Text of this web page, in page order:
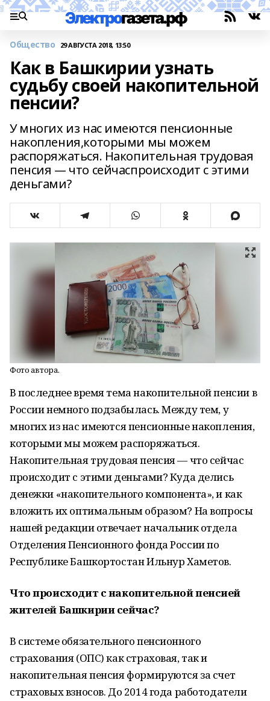
Общество 29 АВГУСТА 2018, 13:50
Как в Башкирии узнать
судьбу своей накопительной
пенсии?
У многих из нас имеются пенсионные
накопления,которыми мы можем
распоряжаться. Накопительная трудовая
пенсия — что сейчаспроисходит с этими
деньгами?
Фото автора.
В последнее время тема накопительной пенсии в
России немного подзабылась. Между тем, у
многих из нас имеются пенсионные накопления,
которыми мы можем распоряжаться.
Накопительная трудовая пенсия — что сейчас
происходит с этими деньгами? Куда делись
денежки «накопительного компонента», и как
вложить их оптимальным образом? На вопросы
нашей редакции отвечает начальник отдела
Отделения Пенсионного фонда России по
Республике Башкортостан Ильнур Хаметов.
Что происходит с накопительной пенсией
жителей Башкирии сейчас?
В системе обязательного пенсионного
страхования (ОПС) как страховая, так и
накопительная пенсия формируются за счет
страховых взносов. До 2014 года работодатели